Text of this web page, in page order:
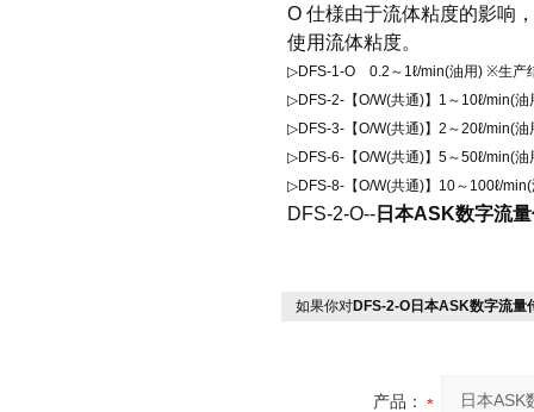
O 仕様由于流体粘度的影响
使用流体粘度。
▷DFS-1-O 0.2～1ℓ/min(油用) ※生产
▷DFS-2-【O/W(共通)】1～10ℓ/min(油
▷DFS-3-【O/W(共通)】2～20ℓ/min(油
▷DFS-6-【O/W(共通)】5～50ℓ/min(油
▷DFS-8-【O/W(共通)】10～100ℓ/
DFS-2-O-- 日本ASK数字流
如果你对DFS-2-O日本ASK数字流量
产品：